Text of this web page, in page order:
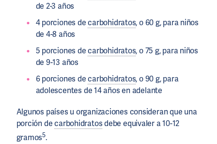
de 2-3 años
4 porciones decarbohidratos, o 60 g, para niños
de 4-8 años
5 porciones decarbohidratos, o 75 g, para niños
de 9-13 años
6 porciones decarbohidratos, o 90 g, para
adolescentes de 14 años en adelante
Algunos países u organizaciones consideran que una
porción decarbohidratosdebe equivaler a 10-12
gramos5.